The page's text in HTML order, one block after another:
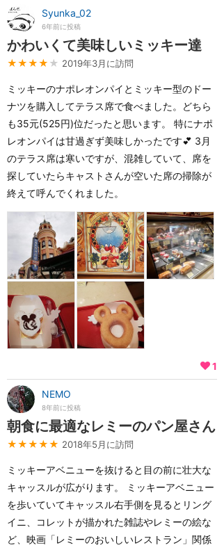
Syunka_02
6年前に投稿
かわいくて美味しいミッキー達
★★★★ ★ 2019年3月に訪問
ミッキーのナポレオンパイとミッキー型のドー
ナツを購入してテラス席で食べました。どちら
も35元(525円)位だったと思います。 特にナポ
レオンパイは甘過ぎず美味しかったです💕 3月
のテラス席は寒いですが、混雑していて、席を
探していたらキャストさんが空いた席の掃除が
終えて呼んでくれました。
1
NEMO
8年前に投稿
朝食に最適なレミーのパン屋さん
★★★★★ 2018年5月に訪問
ミッキーアベニューを抜けると目の前に壮大な
キャッスルが広がります。 ミッキーアベニュー
を歩いていてキャッスル右手側を見るとリング
イニ、コレットが描かれた雑誌やレミーの絵な
ど、映画「レミーのおいしいレストラン」関係